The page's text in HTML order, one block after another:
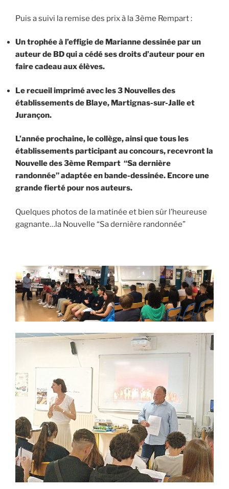
Puis a suivi la remise des prix à la 3ème Rempart :
Un trophée à l’effigie de Marianne dessinée par un
auteur de BD qui a cédé ses droits d’auteur pour en
faire cadeau aux élèves.
Le recueil imprimé avec les 3 Nouvelles des
établissements de Blaye, Martignas-sur-Jalle et
Jurançon.
L’année prochaine, le collège, ainsi que tous les
établissements participant au concours, recevront la
Nouvelle des 3ème Rempart “Sa dernière
randonnée” adaptée en bande-dessinée. Encore une
grande fierté pour nos auteurs.
Quelques photos de la matinée et bien sûr l’heureuse
gagnante…la Nouvelle “Sa dernière randonnée”